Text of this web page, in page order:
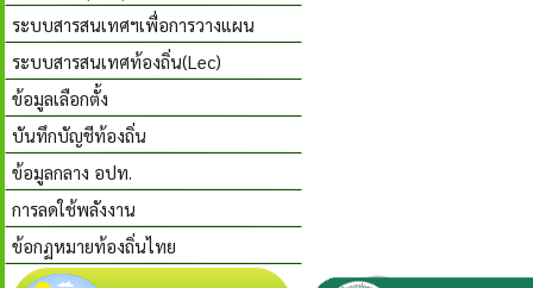
ระบบสารสนเทศฯเพื่อการวางแผน
ระบบสารสนเทศท้องถิ่น(Lec)
ข้อมูลเลือกตั้ง
บันทึกบัญชีท้องถิ่น
ข้อมูลกลาง อปท.
การลดใช้พลังงาน
ข้อกฏหมายท้องถิ่นไทย